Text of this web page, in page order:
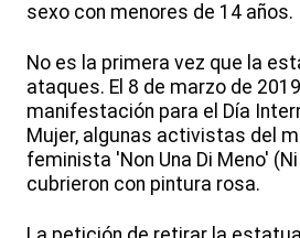
sexo con menores de 14 años.
No es la primera vez que la
ataques. El 8 de marzo de
manifestación para el Día
Mujer, algunas activistas del
feminista 'Non Una Di Meno'
cubrieron con pintura rosa.